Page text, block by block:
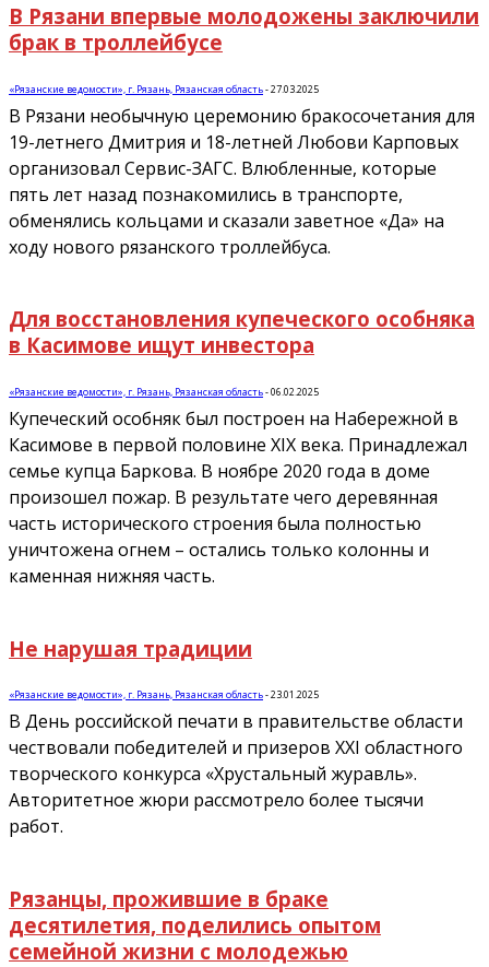
В Рязани впервые молодожены заключили
брак в троллейбусе
«Рязанские ведомости», г. Рязань, Рязанская область-27.03.2025
В Рязани необычную церемонию бракосочетания для
19-летнего Дмитрия и 18-летней Любови Карповых
организовал Сервис-ЗАГС. Влюбленные, которые
пять лет назад познакомились в транспорте,
обменялись кольцами и сказали заветное «Да» на
ходу нового рязанского троллейбуса.
Для восстановления купеческого особняка
в Касимове ищут инвестора
«Рязанские ведомости», г. Рязань, Рязанская область-06.02.2025
Купеческий особняк был построен на Набережной в
Касимове в первой половине XIX века. Принадлежал
семье купца Баркова. В ноябре 2020 года в доме
произошел пожар. В результате чего деревянная
часть исторического строения была полностью
уничтожена огнем – остались только колонны и
каменная нижняя часть.
Не нарушая традиции
«Рязанские ведомости», г. Рязань, Рязанская область-23.01.2025
В День российской печати в правительстве области
чествовали победителей и призеров XXI областного
творческого конкурса «Хрустальный журавль».
Авторитетное жюри рассмотрело более тысячи
работ.
Рязанцы, прожившие в браке
десятилетия, поделились опытом
семейной жизни с молодежью